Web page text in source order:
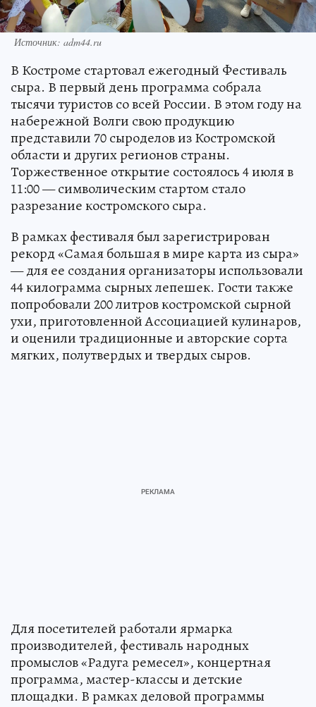
Источник: adm44.ru
В Костроме стартовал ежегодный Фестиваль
сыра. В первый день программа собрала
тысячи туристов со всей России. В этом году на
набережной Волги свою продукцию
представили 70 сыроделов из Костромской
области и других регионов страны.
Торжественное открытие состоялось 4 июля в
11:00 — символическим стартом стало
разрезание костромского сыра.
В рамках фестиваля был зарегистрирован
рекорд «Самая большая в мире карта из сыра»
— для ее создания организаторы использовали
44 килограмма сырных лепешек. Гости также
попробовали 200 литров костромской сырной
ухи, приготовленной Ассоциацией кулинаров,
и оценили традиционные и авторские сорта
мягких, полутвердых и твердых сыров.
Для посетителей работали ярмарка
производителей, фестиваль народных
промыслов «Радуга ремесел», концертная
программа, мастер-классы и детские
площадки. В рамках деловой программы